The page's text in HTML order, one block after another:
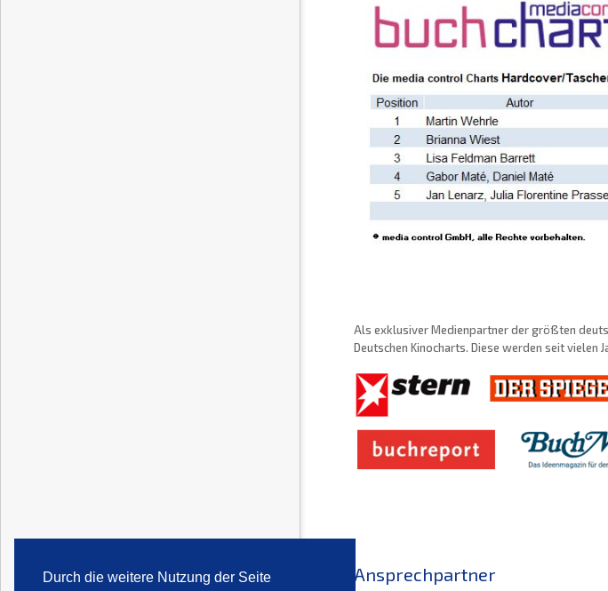
Durch die weitere Nutzung der Seite
Als exklusiver Medienpartner der größten
Deutschen Kinocharts. Diese werden seit
Ansprechpartner